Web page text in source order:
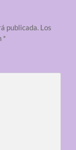
publicada. Los
*